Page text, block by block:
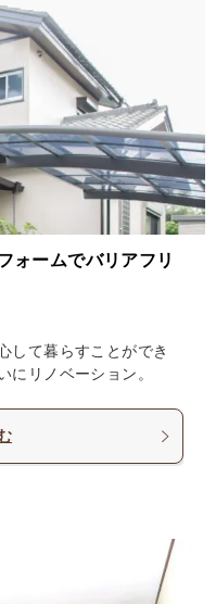
ォームでバリアフリ
して暮らすことができ
にリノベーション。